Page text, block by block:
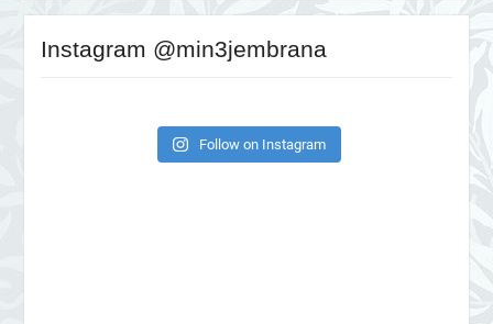
Instagram @min3jembrana
Follow on Instagram